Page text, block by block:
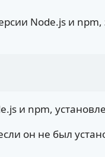
Node.js и
и npm,
он не был